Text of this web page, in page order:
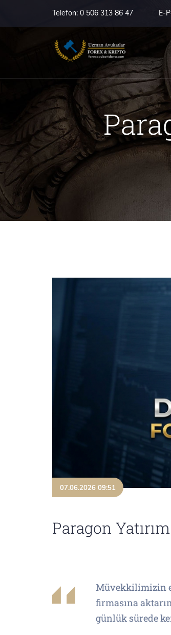
Telefon: 0 506 313 86 47 E-
07.06.2026 09:51
Paragon
Müvekkilimizin
firmasına
günlük sürede